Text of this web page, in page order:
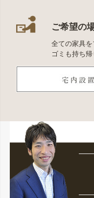
ご希望の
全ての家具を
ゴミも持ち